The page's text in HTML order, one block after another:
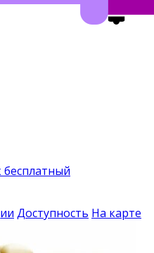
бесплатный
Доступность На карте